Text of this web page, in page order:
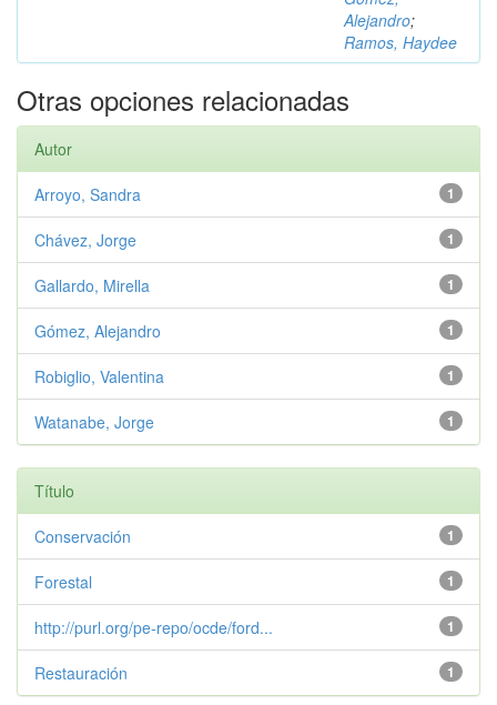
Alejandro;
Ramos, Haydee
Otras opciones relacionadas
Autor
1
Arroyo, Sandra
1
Chávez, Jorge
1
Gallardo, Mirella
1
Gómez, Alejandro
1
Robiglio, Valentina
1
Watanabe, Jorge
Título
1
Conservación
1
Forestal
1
http://purl.org/pe-repo/ocde/ford...
1
Restauración